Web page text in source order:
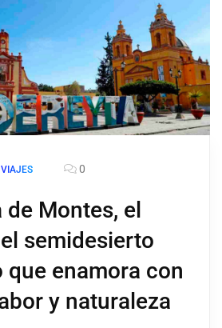
VIAJES 0
de Montes, el
semidesierto
que enamora con
y naturaleza